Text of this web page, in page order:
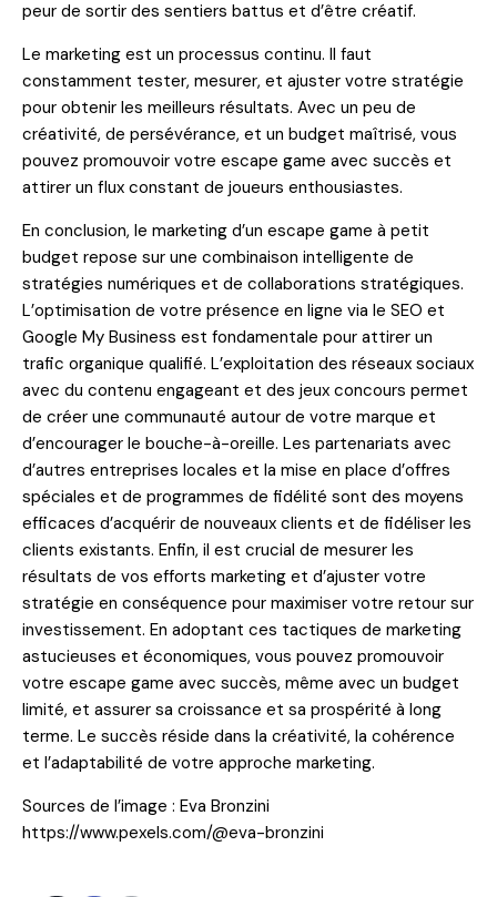
peur de sortir des sentiers battus et d’être créatif.
Le marketing est un processus continu. Il faut
constamment tester, mesurer, et ajuster votre stratégie
pour obtenir les meilleurs résultats. Avec un peu de
créativité, de persévérance, et un budget maîtrisé, vous
pouvez promouvoir votre escape game avec succès et
attirer un flux constant de joueurs enthousiastes.
En conclusion, le marketing d’un escape game à petit
budget repose sur une combinaison intelligente de
stratégies numériques et de collaborations stratégiques.
L’optimisation de votre présence en ligne via le SEO et
Google My Business est fondamentale pour attirer un
trafic organique qualifié. L’exploitation des réseaux sociaux
avec du contenu engageant et des jeux concours permet
de créer une communauté autour de votre marque et
d’encourager le bouche-à-oreille. Les partenariats avec
d’autres entreprises locales et la mise en place d’offres
spéciales et de programmes de fidélité sont des moyens
efficaces d’acquérir de nouveaux clients et de fidéliser les
clients existants. Enfin, il est crucial de mesurer les
résultats de vos efforts marketing et d’ajuster votre
stratégie en conséquence pour maximiser votre retour sur
investissement. En adoptant ces tactiques de marketing
astucieuses et économiques, vous pouvez promouvoir
votre escape game avec succès, même avec un budget
limité, et assurer sa croissance et sa prospérité à long
terme. Le succès réside dans la créativité, la cohérence
et l’adaptabilité de votre approche marketing.
Sources de l’image : Eva Bronzini
https://www.pexels.com/@eva-bronzini